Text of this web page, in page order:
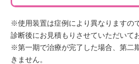
※使用装置は症例により異なりますの
診断後にお見積もりさせていただいて
※第一期で治療が完了した場合、第二
きません。